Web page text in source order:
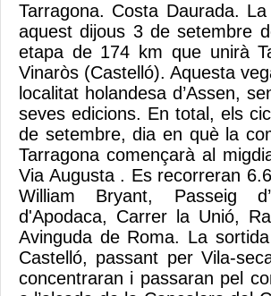
Tarragona. Costa Daurada.
aquest dijous 3 de setembre
etapa de 174 km que unirà
Vinaròs (Castelló). Aquesta
localitat holandesa d’Assen,
seves edicions. En total, els
de setembre, dia en què la
Tarragona començarà al
Via Augusta . Es recorreran
William Bryant, Passeig
d'Apodaca, Carrer la Unió,
Avinguda de Roma. La
Castelló, passant per Vila-
concentraran i passaran pel